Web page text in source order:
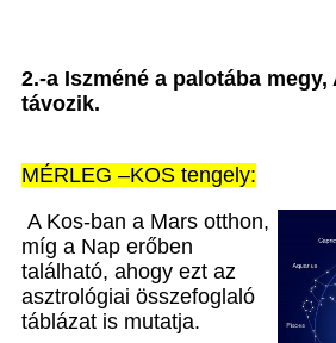
2.-a Iszméné a palotába
távozik.
MÉRLEG –KOS tengely:
A Kos-ban a Mars otthon,
míg a Nap erőben
található, ahogy ezt az
asztrológiai összefoglaló
táblázat is mutatja.